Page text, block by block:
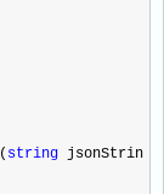
( string jsonStrin